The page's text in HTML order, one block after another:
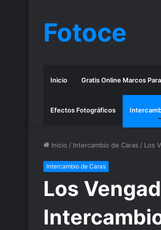
Fotoce
Inicio Gratis Online Marcos
Efectos Fotográficos
Inicio / Intercambio de Caras / Los
Intercambio de Caras
Los